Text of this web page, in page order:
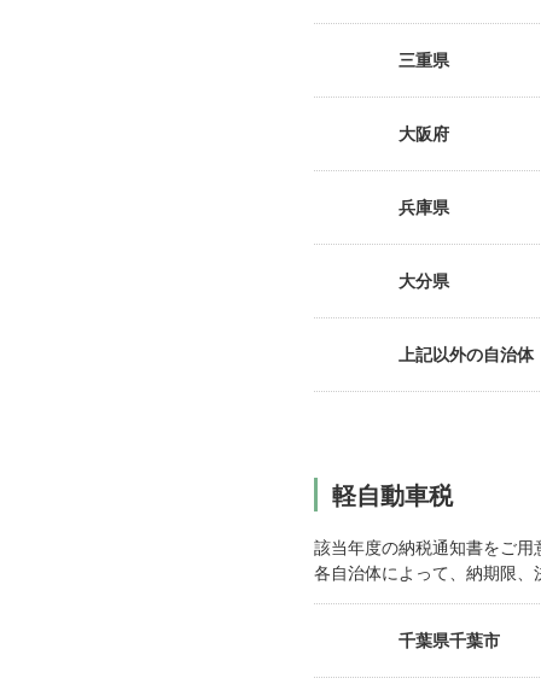
三重県
大阪府
兵庫県
大分県
上記以外の自治
軽自動車税
該当年度の納税通知書をご用
各自治体によって、納期限
千葉県千葉市